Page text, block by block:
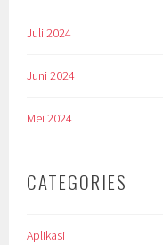
Juli 2024
Juni 2024
Mei 2024
CATEGORIES
Aplikasi